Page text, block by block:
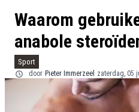
Waarom
anabole
Sport
door Pieter Immerzeel zaterdag, 05